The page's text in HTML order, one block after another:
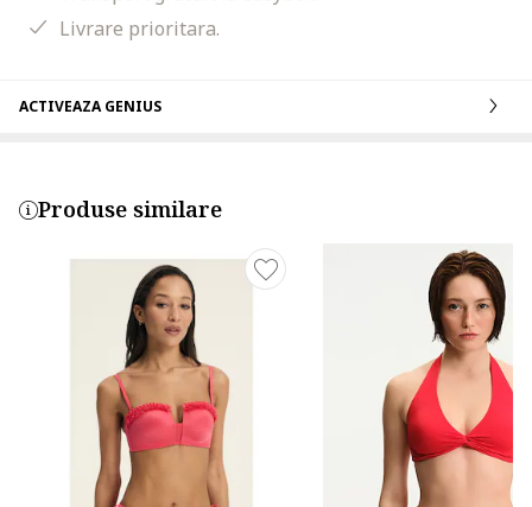
Livrare prioritara.
ACTIVEAZA GENIUS
Produse similare